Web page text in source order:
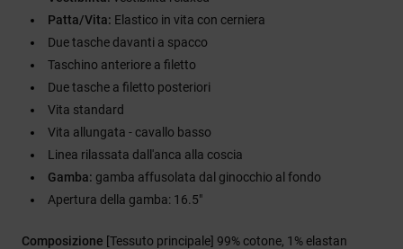
Patta/Vita: Elastico in vita con cerniera
Due tasche davanti a spacco
Taschino anteriore a filetto
Due tasche a filetto posteriori
Vita standard
Vita allungata - cavallo basso
Linea rilassata dall'anca alla coscia
Gamba: gamba affusolata dal ginocchio al fondo
Apertura della gamba: 16.5"
Composizione [Tessuto principale] 99% cotone, 1% elastan